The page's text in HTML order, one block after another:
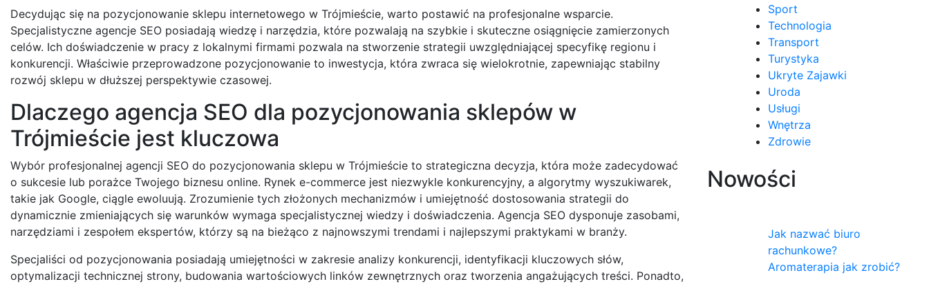
Decydując się na pozycjonowanie sklepu internetowego w Trójmieście, warto postawić na profesjonalne wsparcie.
Specjalistyczne agencje SEO posiadają wiedzę i narzędzia, które pozwalają na szybkie i skuteczne osiągnięcie zamierzonych
celów. Ich doświadczenie w pracy z lokalnymi firmami pozwala na stworzenie strategii uwzględniającej specyfikę regionu i
konkurencji. Właściwie przeprowadzone pozycjonowanie to inwestycja, która zwraca się wielokrotnie, zapewniając stabilny
rozwój sklepu w dłuższej perspektywie czasowej.
Dlaczego agencja SEO dla pozycjonowania sklepów w
Trójmieście jest kluczowa
Wybór profesjonalnej agencji SEO do pozycjonowania sklepu w Trójmieście to strategiczna decyzja, która może zadecydować
o sukcesie lub porażce Twojego biznesu online. Rynek e-commerce jest niezwykle konkurencyjny, a algorytmy wyszukiwarek,
takie jak Google, ciągle ewoluują. Zrozumienie tych złożonych mechanizmów i umiejętność dostosowania strategii do
dynamicznie zmieniających się warunków wymaga specjalistycznej wiedzy i doświadczenia. Agencja SEO dysponuje zasobami,
narzędziami i zespołem ekspertów, którzy są na bieżąco z najnowszymi trendami i najlepszymi praktykami w branży.
Specjaliści od pozycjonowania posiadają umiejętności w zakresie analizy konkurencji, identyfikacji kluczowych słów,
optymalizacji technicznej strony, budowania wartościowych linków zewnętrznych oraz tworzenia angażujących treści. Ponadto,
Sport
Technologia
Transport
Turystyka
Ukryte Zajawki
Uroda
Usługi
Wnętrza
Zdrowie
Nowości
Jak nazwać biuro
rachunkowe?
Aromaterapia jak zrobić?